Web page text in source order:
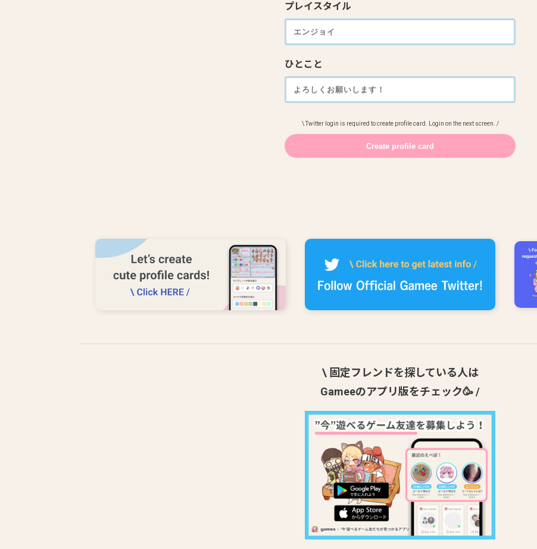
プレイスタイル
ひとこと
\ Twitter login is required to create profile card. Login on the next screen. /
\ 固定フレンドを探している人は
Gameeのアプリ版をチェック🥳 /